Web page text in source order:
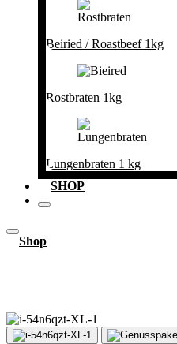
Beiried / Roastbeef 1kg
Rostbraten 1kg
Lungenbraten 1 kg
SHOP
Shop